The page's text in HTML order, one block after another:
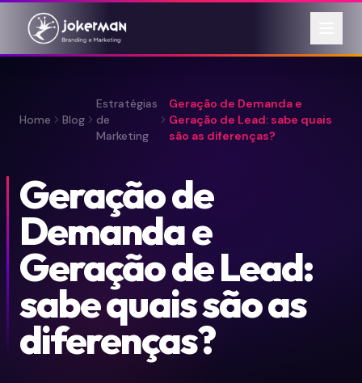
Home Blog
Estratégias
de
Marketing
Geração de Demanda e
Geração de Lead: sabe quais
são as diferenças?
Geração de
Demanda e
Geração de Lead:
sabe quais são as
diferenças?